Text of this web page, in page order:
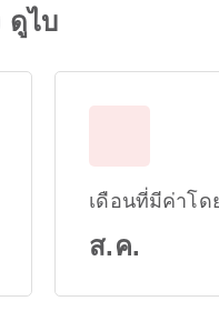
ดูไบ
เดือนที่มีค่าโด
ส.ค.